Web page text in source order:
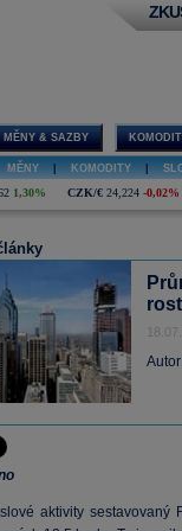
MĚNY & SAZBY
MĚNY KOMODITY
1,30% CZK/€ 24,224 -0,02%
aktivity